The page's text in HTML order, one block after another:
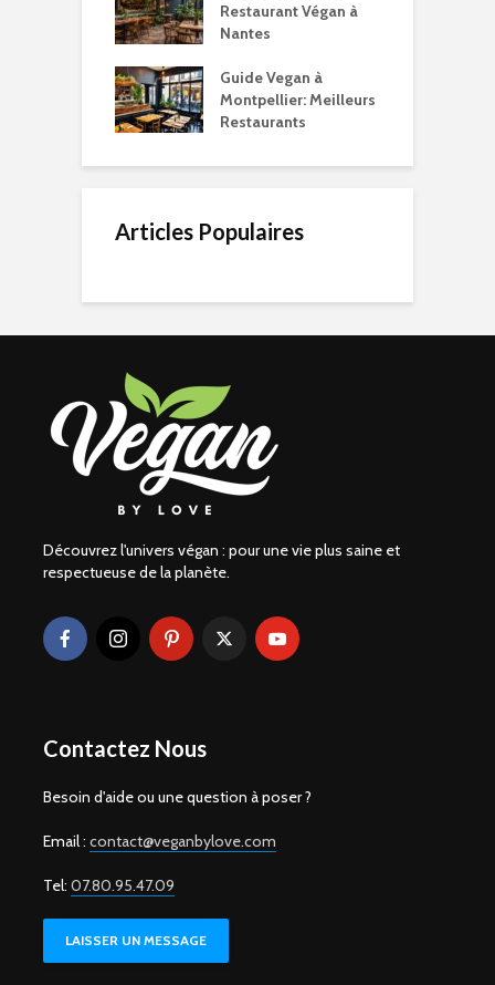
Restaurant Végan à
Nantes
Guide Vegan à
Montpellier: Meilleurs
Restaurants
Articles Populaires
Découvrez l'univers végan : pour une vie plus saine et
respectueuse de la planète.
Contactez Nous
Besoin d'aide ou une question à poser ?
Email : contact@veganbylove.com
Tel: 07.80.95.47.09
LAISSER UN MESSAGE